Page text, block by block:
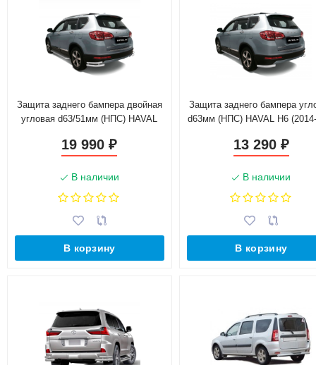
Защита заднего бампера двойная
угловая d63/51мм (НПС) HAVAL
19 990₽
В наличии
В корзину
Защита заднего бампера
d63мм (НПС) HAVAL H6
13 290 ₽
В наличии
В корзину